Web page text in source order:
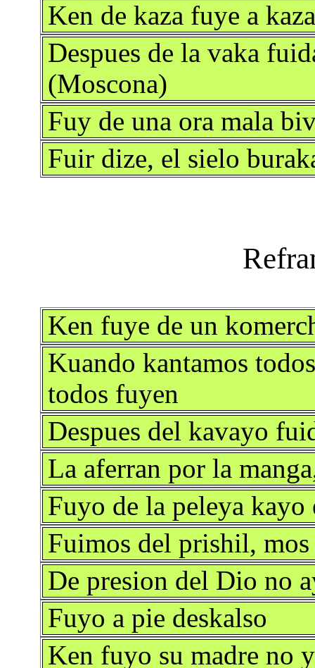
Ken de kaza fuye a
Despues de la vaka
(Moscona)
Fuy de una ora mala
Fuir dize, el sielo
Ken fuye de un
Kuando kantamos
todos fuyen
Despues del kavayo
La aferran por la
Fuyo de la peleya kayo
Fuimos del prishil,
De presion del Dio no
Fuyo a pie deskalso
Ken fuyo su madre no